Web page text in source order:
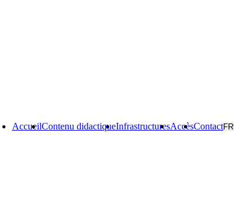
AccueilContenu didactiqueInfrastructuresAccèsContactFR